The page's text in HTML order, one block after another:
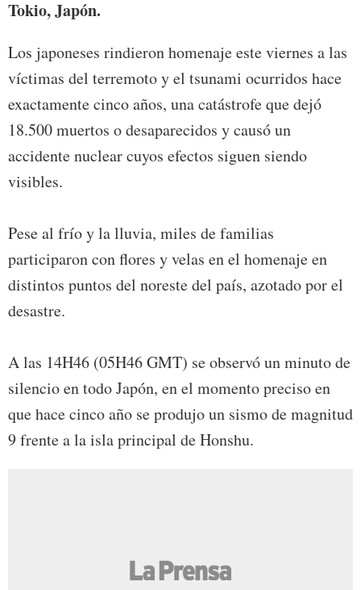
Tokio, Japón.
Los japoneses rindieron homenaje este viernes a las
víctimas del terremoto y el tsunami ocurridos hace
exactamente cinco años, una catástrofe que dejó
18.500 muertos o desaparecidos y causó un
accidente nuclear cuyos efectos siguen siendo
visibles.
Pese al frío y la lluvia, miles de familias
participaron con flores y velas en el homenaje en
distintos puntos del noreste del país, azotado por el
desastre.
A las 14H46 (05H46 GMT) se observó un minuto de
silencio en todo Japón, en el momento preciso en
que hace cinco año se produjo un sismo de magnitud
9 frente a la isla principal de Honshu.